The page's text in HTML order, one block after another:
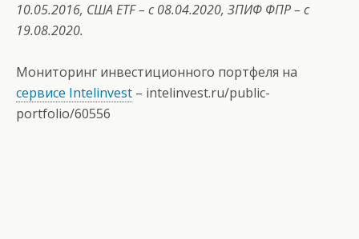
10.05.2016, США ETF– с 08.04.2020, ЗПИФ ФПР – с
19.08.2020.
Мониторинг инвестиционного портфеля на
сервисе Intelinvest – intelinvest.ru/public-
portfolio/60556